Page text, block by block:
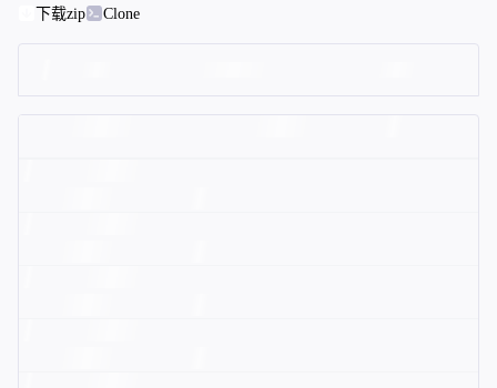
下载zip
Clone